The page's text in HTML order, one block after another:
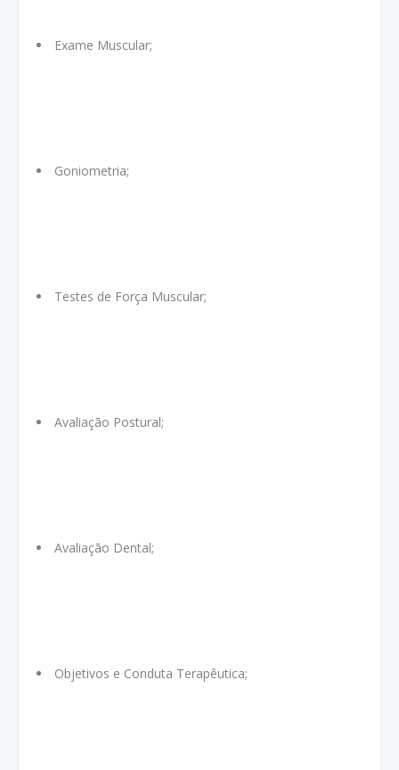
Exame Muscular;
Goniometria;
Testes de Força Muscular;
Avaliação Postural;
Avaliação Dental;
Objetivos e Conduta Terapêutica;